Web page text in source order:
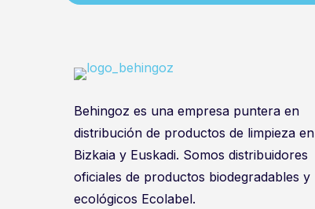
Behingoz es una empresa puntera en
distribución de productos de limpieza en
Bizkaia y Euskadi. Somos distribuidores
oficiales de productos biodegradables y
ecológicos Ecolabel.